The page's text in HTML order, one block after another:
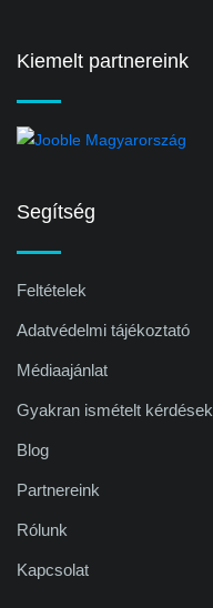
Kiemelt partnereink
Segítség
Feltételek
Adatvédelmi tájékoztató
Médiaajánlat
Gyakran ismételt kérdések
Blog
Partnereink
Rólunk
Kapcsolat